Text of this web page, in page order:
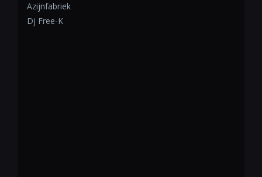
Azijnfabriek
Dj Free-K